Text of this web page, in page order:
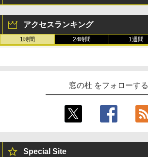
アクセスランキング
1時間 24時間 1週間
窓の杜 をフォローする
Special Site